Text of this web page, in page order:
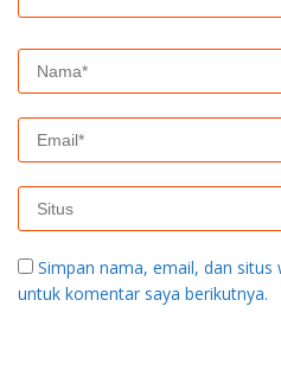
Simpan nama, email, dan situs
untuk komentar saya berikutnya.